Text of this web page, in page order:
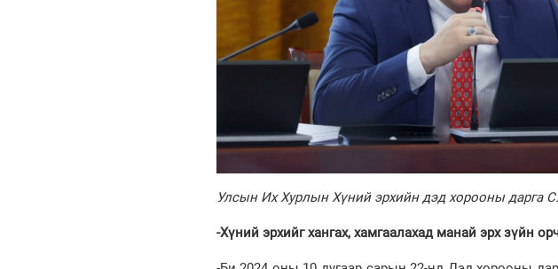
Улсын Их ХурлынХүний эрхийн дэд хорооны дарга
-Хүний эрхийг хангах, хамгаалахад манай эрх зүйн